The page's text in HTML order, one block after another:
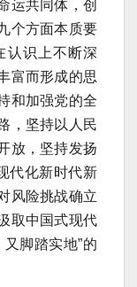
运共同体，创
个方面本质要
认识上不断深
富而形成的思
和加强党的全
，坚持以人民
放，坚持发扬
代化新时代新
风险挑战确立
取中国式现代
脚踏实地”的